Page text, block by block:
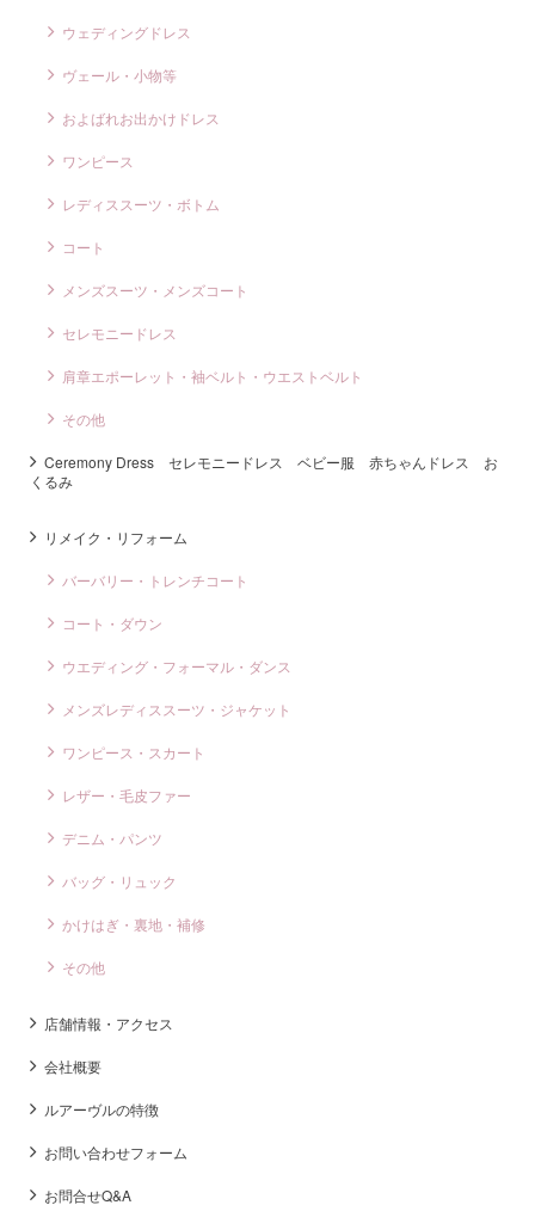
ウェディングドレス
ヴェール・小物等
およばれお出かけドレス
ワンピース
レディススーツ・ボトム
コート
メンズスーツ・メンズコート
セレモニードレス
肩章エポーレット・袖ベルト・ウエストベルト
その他
Ceremony Dress セレモニードレス ベビー服 赤ちゃんドレス お
くるみ
リメイク・リフォーム
バーバリー・トレンチコート
コート・ダウン
ウエディング・フォーマル・ダンス
メンズレディススーツ・ジャケット
ワンピース・スカート
レザー・毛皮ファー
デニム・パンツ
バッグ・リュック
かけはぎ・裏地・補修
その他
店舗情報・アクセス
会社概要
ルアーヴルの特徴
お問い合わせフォーム
お問合せQ&A